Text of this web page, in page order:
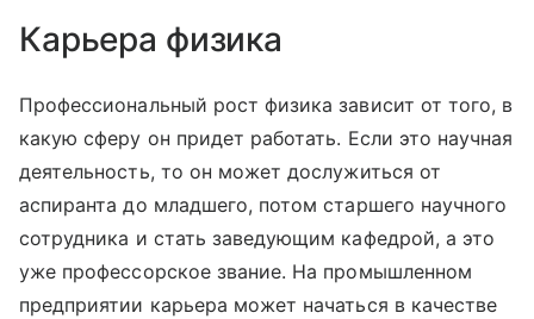
Карьера физика
Профессиональный рост физика зависит от того, в
какую сферу он придет работать. Если это научная
деятельность, то он может дослужиться от
аспиранта до младшего, потом старшего научного
сотрудника и стать заведующим кафедрой, а это
уже профессорское звание. На промышленном
предприятии карьера может начаться в качестве